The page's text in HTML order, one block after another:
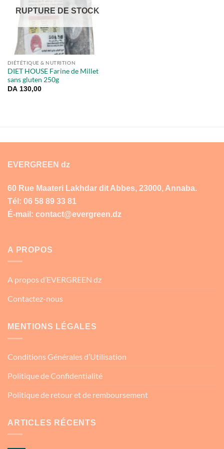
RUPTURE DE STOCK
DIÉTÉTIQUE & NUTRITION
DIET HOUSE Farine de Millet
sans gluten 250g
DA130,00
EVERGREEN dz
60 Rue Maateri Lakhdar dit Abbes, 23000, Annaba.
Tél: 06 58 89 33 81
É-mail: contact@evergreen.dz
A PROPOS
A propos d’EVERGREEN dz
Contactez-nous
MENTIONS LÉGALES
Conditions Générales d’Utilisation
Politique de Confidentialité
Politique de retour et de remboursement
ARTICLES RÉCENTS